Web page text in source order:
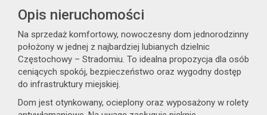
Opis nieruchomości
Na sprzedaż komfortowy, nowoczesny dom jednorodzinny
położony w jednej z najbardziej lubianych dzielnic
Częstochowy – Stradomiu. To idealna propozycja dla osób
ceniących spokój, bezpieczeństwo oraz wygodny dostęp
do infrastruktury miejskiej.
Dom jest otynkowany, ocieplony oraz wyposażony w rolety